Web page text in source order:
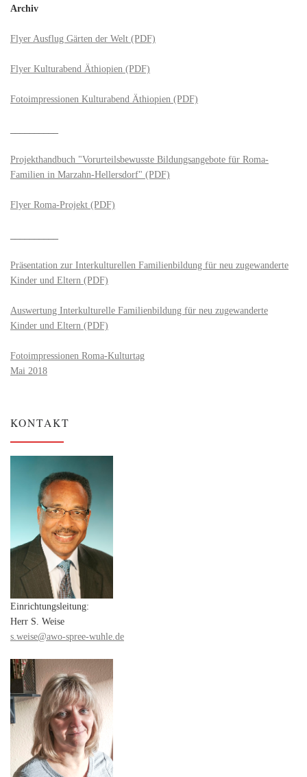
Archiv
Flyer Ausflug Gärten der Welt (PDF)
Flyer Kulturabend Äthiopien (PDF)
Fotoimpressionen Kulturabend Äthiopien (PDF)
Projekthandbuch "Vorurteilsbewusste Bildungsangebote für Roma-
Familien in Marzahn-Hellersdorf" (PDF)
Flyer Roma-Projekt (PDF)
Präsentation zur Interkulturellen Familienbildung für neu zugewanderte
Kinder und Eltern (PDF)
Auswertung Interkulturelle Familienbildung für neu zugewanderte
Kinder und Eltern (PDF)
Fotoimpressionen Roma-Kulturtag
Mai 2018
KONTAKT
Einrichtungsleitung:
Herr S. Weise
s.weise@awo-spree-wuhle.de